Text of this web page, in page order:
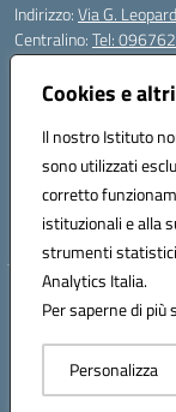
Cookies e
Il nostro Istituto
sono utilizzati
corretto
istituzionali e alla
strumenti
Analytics Italia.
Per saperne di
Personalizza
Indirizzo:Via G.
Centralino:Tel:
Email:
Posta elettronica
Codice fiscale:
Codice
Codice Indice delle
Codice unico di